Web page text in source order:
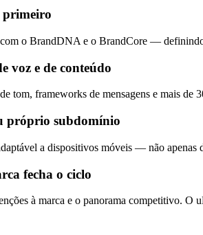
primeiro
o BrandDNA e o BrandCore —
voz e de conteúdo
tom, frameworks de mensagens e mais de
próprio subdomínio
a dispositivos móveis — não apenas
fecha o ciclo
à marca e o panorama competitivo. O